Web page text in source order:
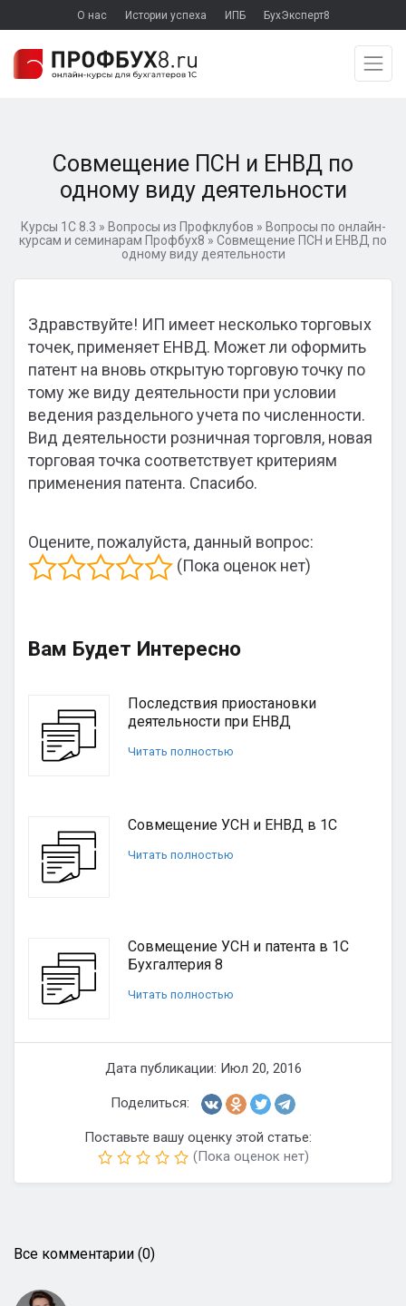
О нас Истории успеха ИПБ БухЭксперт8
Совмещение ПСН и ЕНВД по
одному виду деятельности
Курсы 1С 8.3 » Вопросы из Профклубов » Вопросы по онлайн-
курсам и семинарам Профбух8 » Совмещение ПСН и ЕНВД по
одному виду деятельности
Здравствуйте! ИП имеет несколько торговых
точек, применяет ЕНВД. Может ли оформить
патент на вновь открытую торговую точку по
тому же виду деятельности при условии
ведения раздельного учета по численности.
Вид деятельности розничная торговля, новая
торговая точка соответствует критериям
применения патента. Спасибо.
Оцените, пожалуйста, данный вопрос:
(Пока оценок нет)
Вам Будет Интересно
Последствия приостановки
деятельности при ЕНВД
Читать полностью
Совмещение УСН и ЕНВД в 1С
Читать полностью
Совмещение УСН и патента в 1С
Бухгалтерия 8
Читать полностью
Дата публикации: Июл 20, 2016
Поделиться:
Поставьте вашу оценку этой статье:
(Пока оценок нет)
Все комментарии (0)